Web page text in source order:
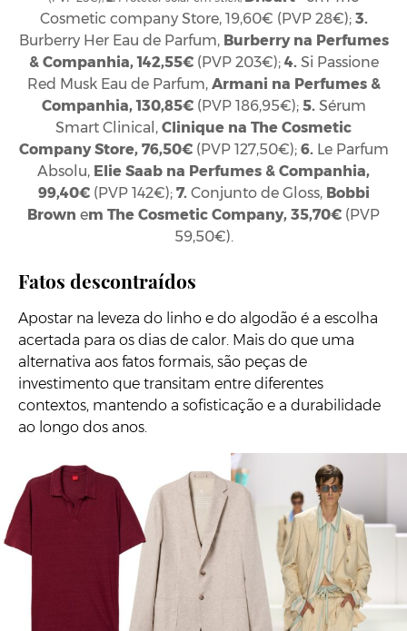
Cosmetic company Store, 19,60€ (PVP 28€); 3.
Burberry Her Eau de Parfum, Burberry na Perfumes
& Companhia, 142,55€(PVP 203€); 4.Si Passione
Red Musk Eau de Parfum, Armani na Perfumes &
Companhia, 130,85€(PVP 186,95€); 5.Sérum
Smart Clinical, Clinique na The Cosmetic
Company Store, 76,50€(PVP 127,50€); 6.Le Parfum
Absolu, Elie Saab na Perfumes & Companhia,
99,40€(PVP 142€); 7.Conjunto de Gloss, Bobbi
Brown em The Cosmetic Company, 35,70€ (PVP
59,50€).
Fatos descontraídos
Apostar na leveza do linho e do algodão é a escolha
acertada para os dias de calor. Mais do que uma
alternativa aos fatos formais, são peças de
investimento que transitam entre diferentes
contextos, mantendo a sofisticação e a durabilidade
ao longo dos anos.